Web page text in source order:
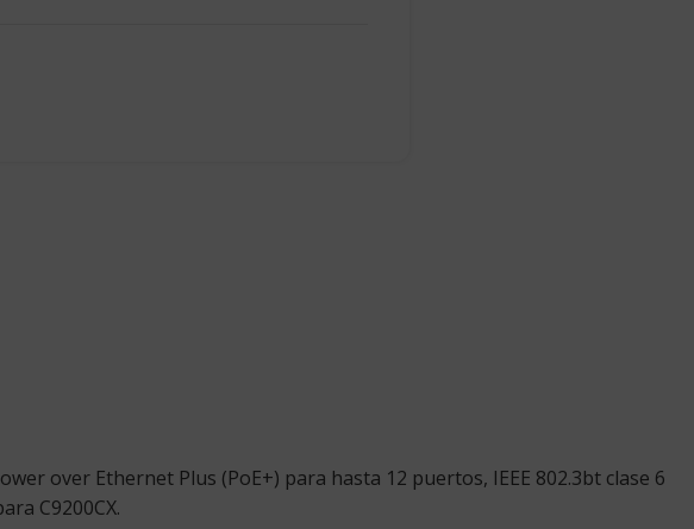
over Ethernet Plus (PoE+) para hasta 12 puertos, IEEE 802.3bt clase 6
C9200CX.